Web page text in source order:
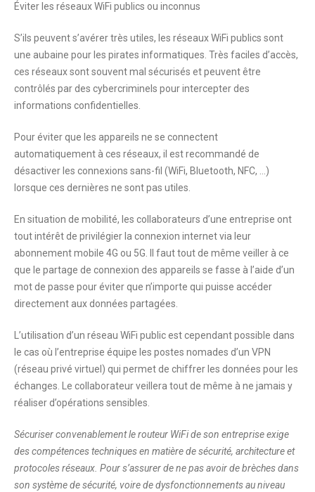
Éviter les réseaux WiFi publics ou inconnus
S’ils peuvent s’avérer très utiles, les réseaux WiFi publics sont
une aubaine pour les pirates informatiques. Très faciles d’accès,
ces réseaux sont souvent mal sécurisés et peuvent être
contrôlés par des cybercriminels pour intercepter des
informations confidentielles.
Pour éviter que les appareils ne se connectent
automatiquement à ces réseaux, il est recommandé de
désactiver les connexions sans-fil (WiFi, Bluetooth, NFC, …)
lorsque ces dernières ne sont pas utiles.
En situation de mobilité, les collaborateurs d’une entreprise ont
tout intérêt de privilégier la connexion internet via leur
abonnement mobile 4G ou 5G. Il faut tout de même veiller à ce
que le partage de connexion des appareils se fasse à l’aide d’un
mot de passe pour éviter que n’importe qui puisse accéder
directement aux données partagées.
L’utilisation d’un réseau WiFi public est cependant possible dans
le cas où l’entreprise équipe les postes nomades d’un VPN
(réseau privé virtuel) qui permet de chiffrer les données pour les
échanges. Le collaborateur veillera tout de même à ne jamais y
réaliser d’opérations sensibles.
Sécuriser convenablement le routeur WiFi de son entreprise exige
des compétences techniques en matière de sécurité, architecture et
protocoles réseaux. Pour s’assurer de ne pas avoir de brèches dans
son système de sécurité, voire de dysfonctionnements au niveau